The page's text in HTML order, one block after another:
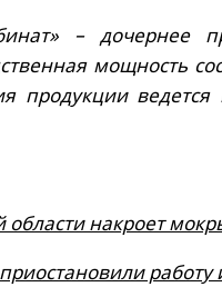
– дочернее
мощность
продукции ведется
накроет